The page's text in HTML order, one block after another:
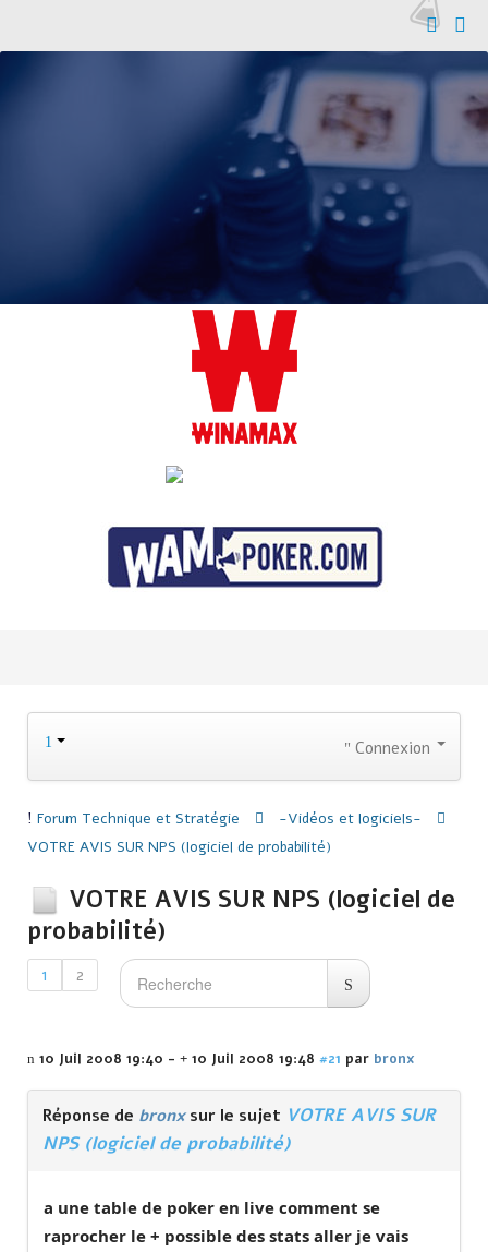
Connexion
Forum Technique et Stratégie
-Vidéos et logiciels-
VOTRE AVIS SUR NPS (logiciel de probabilité)
VOTRE AVIS SUR NPS (logiciel de
probabilité)
1 2
10 Juil 2008 19:40 - 10 Juil 2008 19:48 #21 par bronx
Réponse de bronxsur le sujet VOTRE AVIS SUR
NPS (logiciel de probabilité)
a une table de poker en live comment se
raprocher le + possible des stats aller je vais